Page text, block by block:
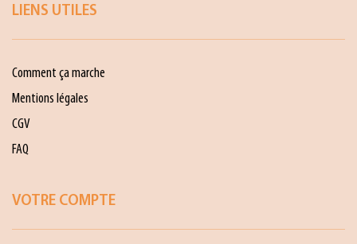
LIENS UTILES
Comment ça marche
Mentions légales
CGV
FAQ
VOTRE COMPTE